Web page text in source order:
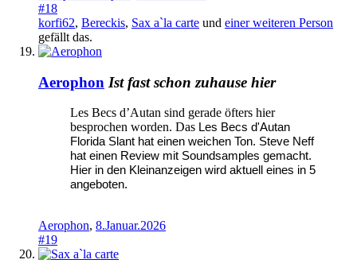
#18
korfi62, Bereckis, Sax a`la carte und einer weiteren Person
gefällt das.
Aerophon Ist fast schon zuhause hier
Les Becs d’Autan sind gerade öfters hier
besprochen worden. Das Les Becs d'Autan
Florida Slant hat einen weichen Ton. Steve Neff
hat einen Review mit Soundsamples gemacht.
Hier in den Kleinanzeigen wird aktuell eines in 5
angeboten.
Aerophon, 8.Januar.2026
#19